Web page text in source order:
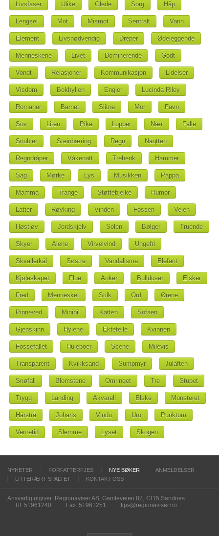
Livsfaser Ulike Glede Sorg Håp
Lengsel Mot Mismot Sentralt Vann
Element Livsnødvendig Dreper Ødeleggende
Menneskene Livet Dominerende Godt
Vondt Relasjoner Kommunikasjon Lidelser
Visdom Bokhyllen Engler Lucinda Riley
Romaner Barnet Slitne Mor Favn
Sov Liten Pike Lopper Nær Falle
Snubler Steinbæring Regn Naqtten
Regndråper Våkenatt Trebenk Hammer
Sag Mørke Lys Musikken Pappa
Mamma Trange Støttebjelke Humor
Latter Røyking Vinden Fossen Veien
Høstløv Jordskjelv Solen Bølger Truende
Skyer Alene Virvelvind Ungefri
Skvallerkål Søstre Vandalisme Elefant
Kjøleskapet Flue Anker Bulldoser Elsker
Fred Mennesket Stilk Ord Ørene
Pinneved Minibil Katten Sofaen
Gjenskinn Hylene Ektefelle Kvinnen
Fossefallet Huleboer Scene Milevis
Transparent Kvikksand Sumpmyr Julaften
Snøfall Blomstene Omringet Tre Stupet
Trygg Landing Akvarell Elske Monsteret
Hårstrå Joharis Vindu Uro Punktum
Ventetid Slemme Lyset Skogen
NYHETER FORFATTERFJES NYE BØKER
ANMELDELSER
LITTERÆRT SPALTET
KONTAKT OSS
Ansvarlig utgiver: Regionaviser AS, Gamleveien 87, 4315 Sandnes
Tlf. 51961240
Fax. 51961251 tips@regionaviser.no